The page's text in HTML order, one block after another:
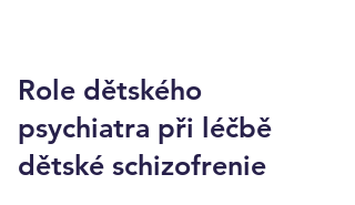
Role dětského
psychiatra při léčbě
dětské schizofrenie